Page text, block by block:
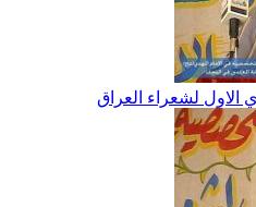
الاول لشعراء العراق